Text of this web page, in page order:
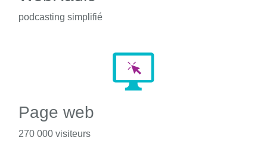
podcasting simplifié
Page web
270 000 visiteurs